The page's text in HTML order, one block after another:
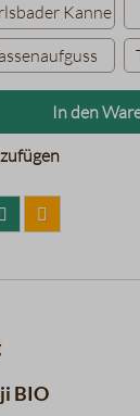
Kanne
In den
BIO